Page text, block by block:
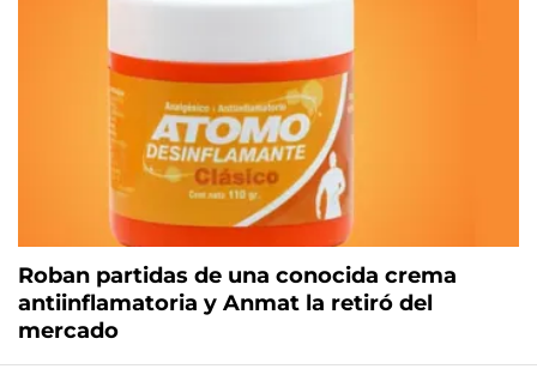
Roban partidas de una conocida crema
antiinflamatoria y Anmat la retiró del
mercado